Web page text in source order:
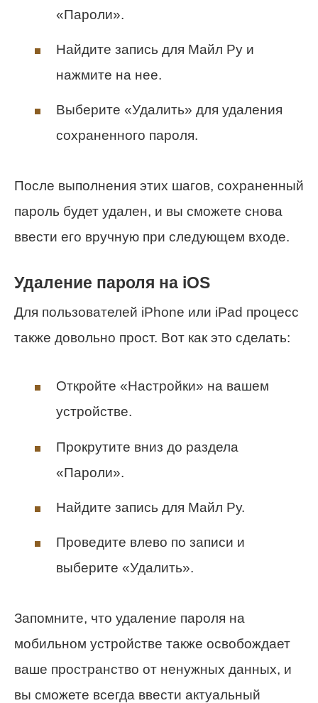
«Пароли».
Найдите запись для Майл Ру и
нажмите на нее.
Выберите «Удалить» для удаления
сохраненного пароля.
После выполнения этих шагов, сохраненный
пароль будет удален, и вы сможете снова
ввести его вручную при следующем входе.
Удаление пароля на iOS
Для пользователей iPhone или iPad процесс
также довольно прост. Вот как это сделать:
Откройте «Настройки» на вашем
устройстве.
Прокрутите вниз до раздела
«Пароли».
Найдите запись для Майл Ру.
Проведите влево по записи и
выберите «Удалить».
Запомните, что удаление пароля на
мобильном устройстве также освобождает
ваше пространство от ненужных данных, и
вы сможете всегда ввести актуальный